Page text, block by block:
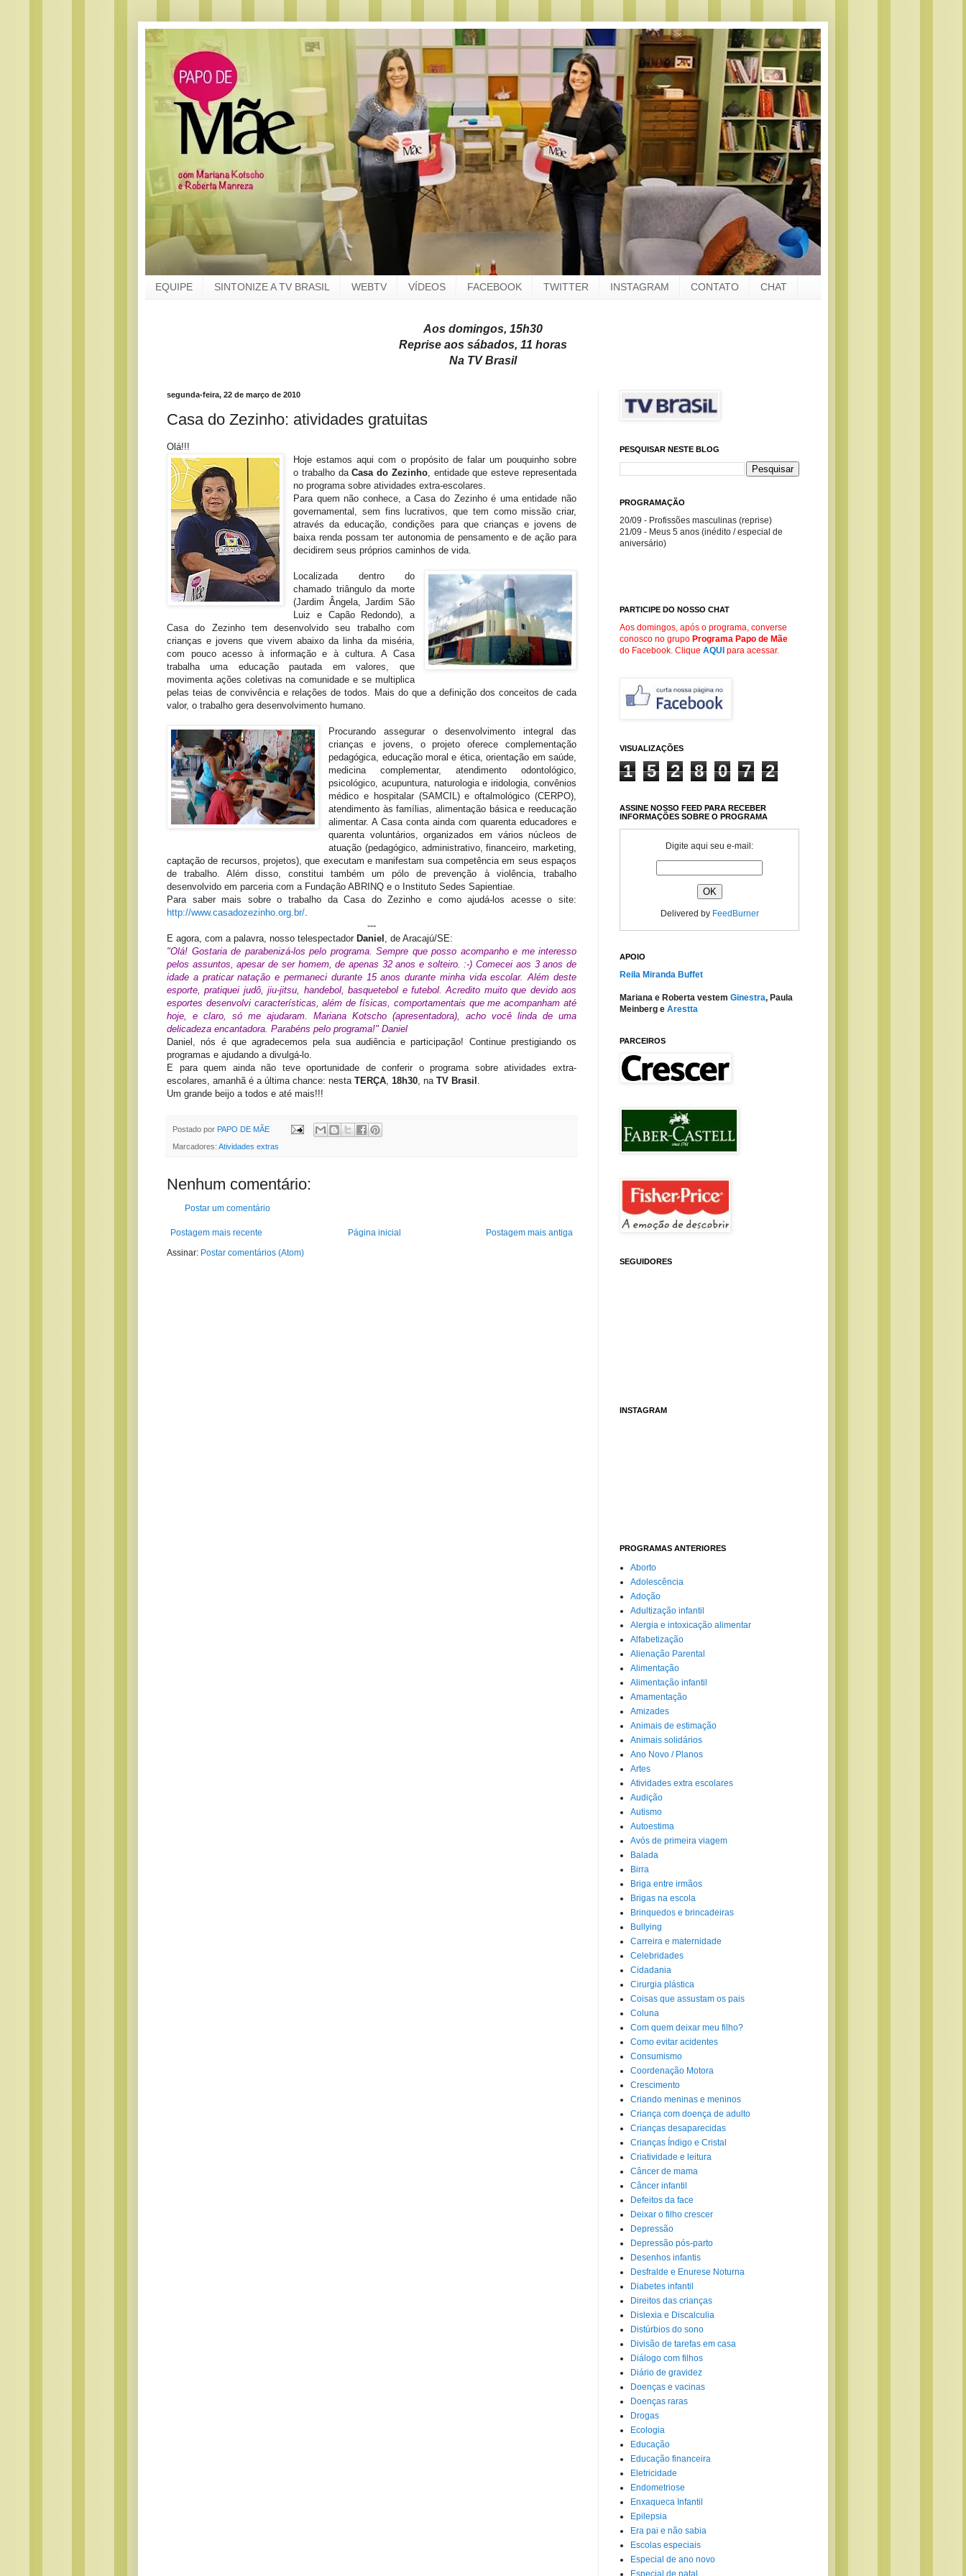
EQUIPE SINTONIZE A TV BRASIL WEBTV VÍDEOS FACEBOOK TWITTER INSTAGRAM CONTATO CHAT
Aos domingos, 15h30
Reprise aos sábados, 11 horas
Na TV Brasil
segunda-feira, 22 de março de 2010
Casa do Zezinho: atividades gratuitas
Olá!!!
Hoje estamos aqui com o propósito de falar um pouquinho sobre
o trabalho daCasa do Zezinho, entidade que esteve representada
no programa sobre atividades extra-escolares.
Para quem não conhece, a Casa do Zezinho é uma entidade não
governamental, sem fins lucrativos, que tem como missão criar,
através da educação, condições para que crianças e jovens de
baixa renda possam ter autonomia de pensamento e de ação para
decidirem seus próprios caminhos de vida.
Localizada dentro do
chamado triângulo da morte
(Jardim Ângela, Jardim São
Luiz e Capão Redondo), a
Casa do Zezinho tem desenvolvido seu trabalho com
crianças e jovens que vivem abaixo da linha da miséria,
com pouco acesso à informação e à cultura. A Casa
trabalha uma educação pautada em valores, que
movimenta ações coletivas na comunidade e se multiplica
pelas teias de convivência e relações de todos. Mais do que a definição dos conceitos de cada
valor, o trabalho gera desenvolvimento humano.
Procurando assegurar o desenvolvimento integral das
crianças e jovens, o projeto oferece complementação
pedagógica, educação moral e ética, orientação em saúde,
medicina complementar, atendimento odontológico,
psicológico, acupuntura, naturologia e iridologia, convênios
médico e hospitalar (SAMCIL) e oftalmológico (CERPO),
atendimento às famílias, alimentação básica e reeducação
alimentar. A Casa conta ainda com quarenta educadores e
quarenta voluntários, organizados em vários núcleos de
atuação (pedagógico, administrativo, financeiro, marketing,
captação de recursos, projetos), que executam e manifestam sua competência em seus espaços
de trabalho. Além disso, constitui também um pólo de prevenção à violência, trabalho
desenvolvido em parceria com a Fundação ABRINQ e o Instituto Sedes Sapientiae.
Para saber mais sobre o trabalho da Casa do Zezinho e como ajudá-los acesse o site:
http://www.casadozezinho.org.br/.
---
E agora, com a palavra, nosso telespectador Daniel , de Aracajú/SE:
"Olá! Gostaria de parabenizá-los pelo programa. Sempre que posso acompanho e me interesso
pelos assuntos, apesar de ser homem, de apenas 32 anos e solteiro. :-) Comecei aos 3 anos de
idade a praticar natação e permaneci durante 15 anos durante minha vida escolar. Além deste
esporte, pratiquei judô, jiu-jitsu, handebol, basquetebol e futebol. Acredito muito que devido aos
esportes desenvolvi características, além de físicas, comportamentais que me acompanham até
hoje, e claro, só me ajudaram. Mariana Kotscho (apresentadora), acho você linda de uma
delicadeza encantadora. Parabéns pelo programa!" Daniel
Daniel, nós é que agradecemos pela sua audiência e participação! Continue prestigiando os
programas e ajudando a divulgá-lo.
E para quem ainda não teve oportunidade de conferir o programa sobre atividades extra-
escolares, amanhã é a última chance: nesta TERÇA, 18h30, na TV Brasil .
Um grande beijo a todos e até mais!!!
Postado por PAPO DE MÃE
Marcadores: Atividades extras
Nenhum comentário:
Postar um comentário
Postagem mais recente Postagem mais antiga
Página inicial
Assinar: Postar comentários (Atom)
PESQUISAR NESTE BLOG
PROGRAMAÇÃO
20/09 - Profissões masculinas (reprise)
21/09 - Meus 5 anos (inédito / especial de
aniversário)
PARTICIPE DO NOSSO CHAT
Aos domingos, após o programa, converse
conosco no grupo Programa Papo de Mãe
do Facebook . Clique AQUI para acessar.
VISUALIZAÇÕES
1 5 2 8 0 7 2
ASSINE NOSSO FEED PARA RECEBER
INFORMAÇÕES SOBRE O PROGRAMA
Digite aqui seu e-mail:
Delivered by FeedBurner
APOIO
Reila Miranda Buffet
Mariana e Roberta vestem Ginestra, Paula
Meinberg e Arestta
PARCEIROS
SEGUIDORES
INSTAGRAM
PROGRAMAS ANTERIORES
Aborto
Adolescência
Adoção
Adultização infantil
Alergia e intoxicação alimentar
Alfabetização
Alienação Parental
Alimentação
Alimentação infantil
Amamentação
Amizades
Animais de estimação
Animais solidários
Ano Novo / Planos
Artes
Atividades extra escolares
Audição
Autismo
Autoestima
Avós de primeira viagem
Balada
Birra
Briga entre irmãos
Brigas na escola
Brinquedos e brincadeiras
Bullying
Carreira e maternidade
Celebridades
Cidadania
Cirurgia plástica
Coisas que assustam os pais
Coluna
Com quem deixar meu filho?
Como evitar acidentes
Consumismo
Coordenação Motora
Crescimento
Criando meninas e meninos
Criança com doença de adulto
Crianças desaparecidas
Crianças Índigo e Cristal
Criatividade e leitura
Câncer de mama
Câncer infantil
Defeitos da face
Deixar o filho crescer
Depressão
Depressão pós-parto
Desenhos infantis
Desfralde e Enurese Noturna
Diabetes infantil
Direitos das crianças
Dislexia e Discalculia
Distúrbios do sono
Divisão de tarefas em casa
Diálogo com filhos
Diário de gravidez
Doenças e vacinas
Doenças raras
Drogas
Ecologia
Educação
Educação financeira
Eletricidade
Endometriose
Enxaqueca Infantil
Epilepsia
Era pai e não sabia
Escolas especiais
Especial de ano novo
Especial de natal